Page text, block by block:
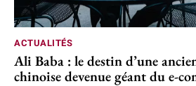
ACTUALITÉS
Ali Baba : le destin d’une
chinoise devenue géant du e-